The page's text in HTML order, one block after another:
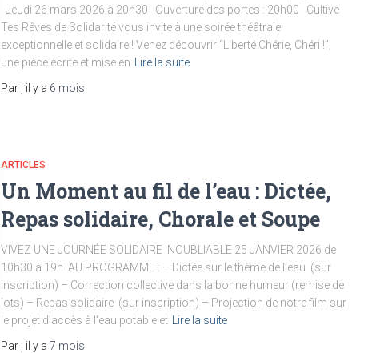
Jeudi 26 mars 2026 à 20h30 Ouverture des portes : 20h00 Cultive
Tes Rêves de Solidarité vous invite à une soirée théâtrale
exceptionnelle et solidaire ! Venez découvrir “Liberté Chérie, Chéri !”,
une pièce écrite et mise en
Lire la suite
Par
, il y a 6 mois
ARTICLES
Un Moment au fil de l’eau : Dictée,
Repas solidaire, Chorale et Soupe
VIVEZ UNE JOURNÉE SOLIDAIRE INOUBLIABLE 25 JANVIER 2026 de
10h30 à 19h AU PROGRAMME : – Dictée sur le thème de l’eau (sur
inscription) – Correction collective dans la bonne humeur (remise de
lots) – Repas solidaire (sur inscription) – Projection de notre film sur
le projet d’accès à l’eau potable et
Lire la suite
Par
, il y a7 mois